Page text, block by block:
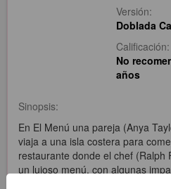
Versión:
Doblada
Calificación:
No
años
Sinopsis:
En El Menú una pareja (Anya
viaja a una isla costera para
restaurante donde el chef (Ralph
un lujoso menú, con algunas